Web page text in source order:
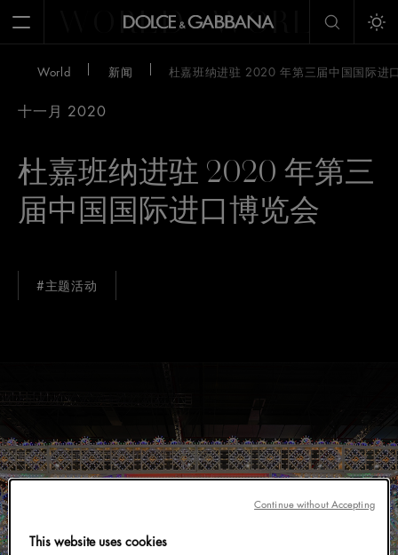
Open MenuWORLD WORLD
World 新闻 杜嘉班纳进驻 2020 年第三届中国国际进
十一月 2020
杜嘉班纳进驻 2020 年第三
届中国国际进口博览会
#主题活动
This website uses cookies
Continue without Accepting